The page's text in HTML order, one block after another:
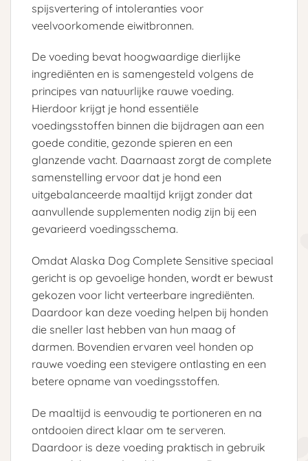
spijsvertering of intoleranties voor
veelvoorkomende eiwitbronnen.
De voeding bevat hoogwaardige dierlijke
ingrediënten en is samengesteld volgens de
principes van natuurlijke rauwe voeding.
Hierdoor krijgt je hond essentiële
voedingsstoffen binnen die bijdragen aan een
goede conditie, gezonde spieren en een
glanzende vacht. Daarnaast zorgt de complete
samenstelling ervoor dat je hond een
uitgebalanceerde maaltijd krijgt zonder dat
aanvullende supplementen nodig zijn bij een
gevarieerd voedingsschema.
Omdat Alaska Dog Complete Sensitive speciaal
gericht is op gevoelige honden, wordt er bewust
gekozen voor licht verteerbare ingrediënten.
Daardoor kan deze voeding helpen bij honden
die sneller last hebben van hun maag of
darmen. Bovendien ervaren veel honden op
rauwe voeding een stevigere ontlasting en een
betere opname van voedingsstoffen.
De maaltijd is eenvoudig te portioneren en na
ontdooien direct klaar om te serveren.
Daardoor is deze voeding praktisch in gebruik